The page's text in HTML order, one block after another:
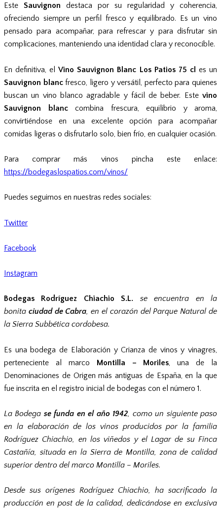
Este Sauvignon destaca por su regularidad y coherencia,
ofreciendo siempre un perfil fresco y equilibrado. Es un vino
pensado para acompañar, para refrescar y para disfrutar sin
complicaciones, manteniendo una identidad clara y reconocible.
En definitiva, elVino Sauvignon Blanc Los Patios 75 cl es un
Sauvignon blancfresco, ligero y versátil, perfecto para quienes
buscan un vino blanco agradable y fácil de beber. Este vino
Sauvignon blanccombina frescura, equilibrio y aroma,
convirtiéndose en una excelente opción para acompañar
comidas ligeras o disfrutarlo solo, bien frío, en cualquier ocasión.
Para comprar más vinos pincha este enlace:
https://bodegaslospatios.com/vinos/
Puedes seguirnos en nuestras redes sociales:
Twitter
Facebook
Instagram
Bodegas Rodríguez Chiachio S.L. se encuentra en la
bonita ciudad de Cabra, en el corazón del Parque Natural de
la Sierra Subbética cordobesa.
Es una bodega de Elaboración y Crianza de vinos y vinagres,
perteneciente al marco Montilla – Moriles , una de la
Denominaciones de Origen más antiguas de España, en la que
fue inscrita en el registro inicial de bodegas con el número 1.
La Bodega se funda en el año 1942, como un siguiente paso
en la elaboración de los vinos producidos por la familia
Rodríguez Chiachio, en los viñedos y el Lagar de su Finca
Castañía, situada en la Sierra de Montilla, zona de calidad
superior dentro del marco Montilla – Moriles.
Desde sus orígenes Rodríguez Chiachio, ha sacrificado la
producción en post de la calidad, dedicándose en exclusiva